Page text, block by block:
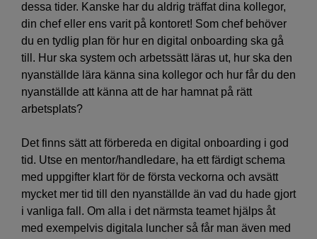
dessa tider. Kanske har du aldrig träffat dina kollegor,
din chef eller ens varit på kontoret! Som chef behöver
du en tydlig plan för hur en digital onboarding ska gå
till. Hur ska system och arbetssätt läras ut, hur ska den
nyanställde lära känna sina kollegor och hur får du den
nyanställde att känna att de har hamnat på rätt
arbetsplats?
Det finns sätt att förbereda en digital onboarding i god
tid. Utse en mentor/handledare, ha ett färdigt schema
med uppgifter klart för de första veckorna och avsätt
mycket mer tid till den nyanställde än vad du hade gjort
i vanliga fall. Om alla i det närmsta teamet hjälps åt
med exempelvis digitala luncher så får man även med